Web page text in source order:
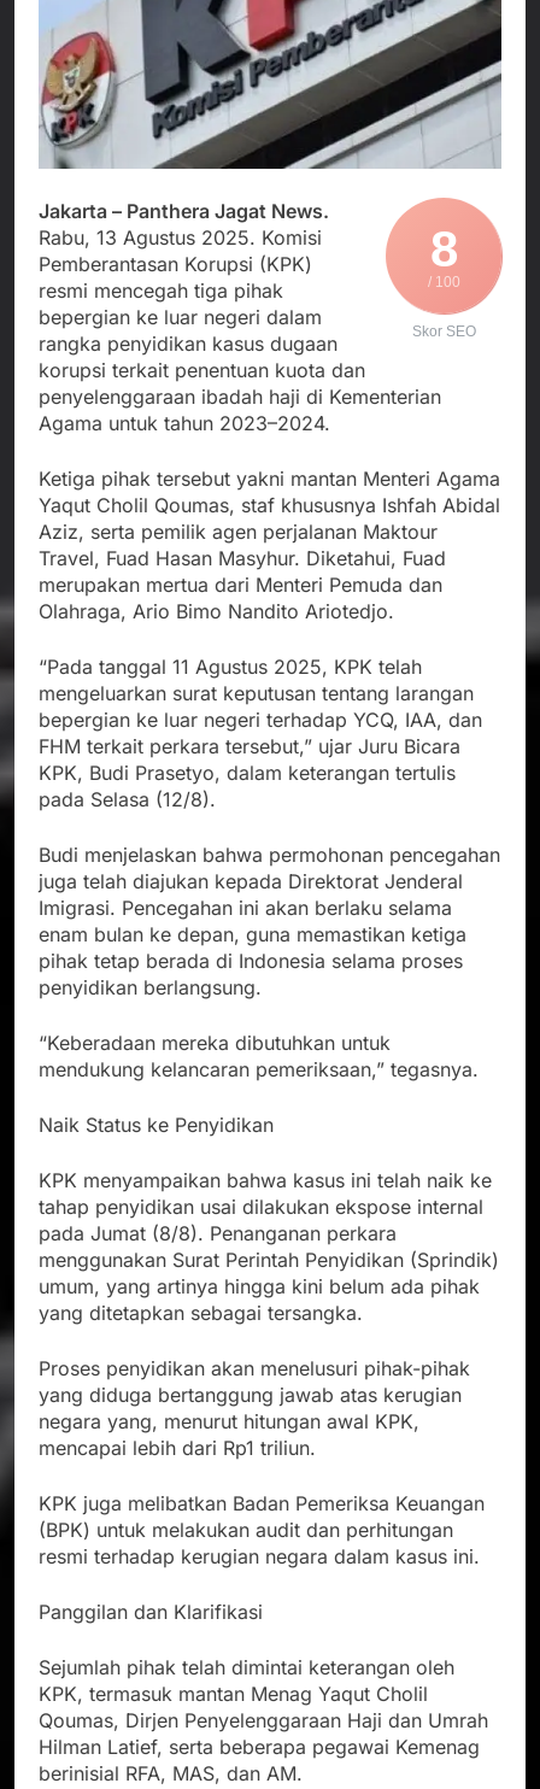
Cegah Stunting
Berangkatkan Empat
Korban Kebakaran KMP
Mutiara Sentosa 2 ke
Posko Pusat Tg. Perak
Surabaya
Agustus 5, 2026
SMA Negeri Nyalindung
Sukabumi Diduga
Lakukan Pungutan
melalui Komite Sekolah,
Disorot karena Dinilai
Bertentangan dengan
Edaran Disdik Jabar
Agustus 4, 2026
Ketua Umum FSP
Maritim Indonesia
Bantah Isu Mogok
Ada Keputusan Resmi”
Agustus 3, 2026
Tanah Sukaresmi: Kala
Mina Padi, P2L, dan
Gotong Royong
Menggerakkan Ekonomi
Desa
Agustus 3, 2026 8
/ 100
Skor SEO
Jakarta – Panthera Jagat News.
Rabu, 13 Agustus 2025. Komisi
Pemberantasan Korupsi (KPK)
resmi mencegah tiga pihak
bepergian ke luar negeri dalam
rangka penyidikan kasus dugaan
korupsi terkait penentuan kuota dan
penyelenggaraan ibadah haji di Kementerian
Agama untuk tahun 2023–2024.
Ketiga pihak tersebut yakni mantan Menteri Agama
Yaqut Cholil Qoumas, staf khususnya Ishfah Abidal
Aziz, serta pemilik agen perjalanan Maktour
Travel, Fuad Hasan Masyhur. Diketahui, Fuad
merupakan mertua dari Menteri Pemuda dan
Olahraga, Ario Bimo Nandito Ariotedjo.
“Pada tanggal 11 Agustus 2025, KPK telah
mengeluarkan surat keputusan tentang larangan
bepergian ke luar negeri terhadap YCQ, IAA, dan
FHM terkait perkara tersebut,” ujar Juru Bicara
KPK, Budi Prasetyo, dalam keterangan tertulis
pada Selasa (12/8).
Budi menjelaskan bahwa permohonan pencegahan
juga telah diajukan kepada Direktorat Jenderal
Imigrasi. Pencegahan ini akan berlaku selama
enam bulan ke depan, guna memastikan ketiga
pihak tetap berada di Indonesia selama proses
penyidikan berlangsung.
“Keberadaan mereka dibutuhkan untuk
mendukung kelancaran pemeriksaan,” tegasnya.
Naik Status ke Penyidikan
KPK menyampaikan bahwa kasus ini telah naik ke
tahap penyidikan usai dilakukan ekspose internal
pada Jumat (8/8). Penanganan perkara
menggunakan Surat Perintah Penyidikan (Sprindik)
umum, yang artinya hingga kini belum ada pihak
yang ditetapkan sebagai tersangka.
Proses penyidikan akan menelusuri pihak-pihak
yang diduga bertanggung jawab atas kerugian
negara yang, menurut hitungan awal KPK,
mencapai lebih dari Rp1 triliun.
KPK juga melibatkan Badan Pemeriksa Keuangan
(BPK) untuk melakukan audit dan perhitungan
resmi terhadap kerugian negara dalam kasus ini.
Panggilan dan Klarifikasi
Sejumlah pihak telah dimintai keterangan oleh
KPK, termasuk mantan Menag Yaqut Cholil
Qoumas, Dirjen Penyelenggaraan Haji dan Umrah
Hilman Latief, serta beberapa pegawai Kemenag
berinisial RFA, MAS, dan AM.